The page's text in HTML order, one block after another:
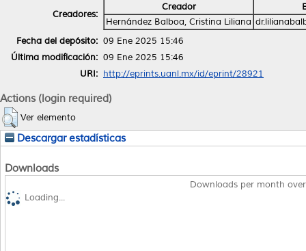
Creadores:
Creador
Hernández Balboa, Cristina Liliana
Fecha del depósito: 09 Ene 2025 15:46
Última modificación: 09 Ene 2025 15:46
URI: http://eprints.uanl.mx/id/eprint/28921
Actions (login required)
Ver elemento
Descargar estadísticas
Downloads
Downloads per month
Loading...